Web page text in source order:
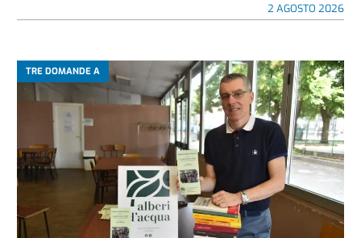
2 AGOSTO 2026
TRE DOMANDE A